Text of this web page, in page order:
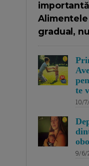
gradual,
te
10/
9/6/